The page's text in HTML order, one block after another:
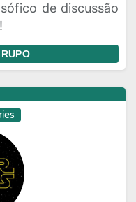
de discussão